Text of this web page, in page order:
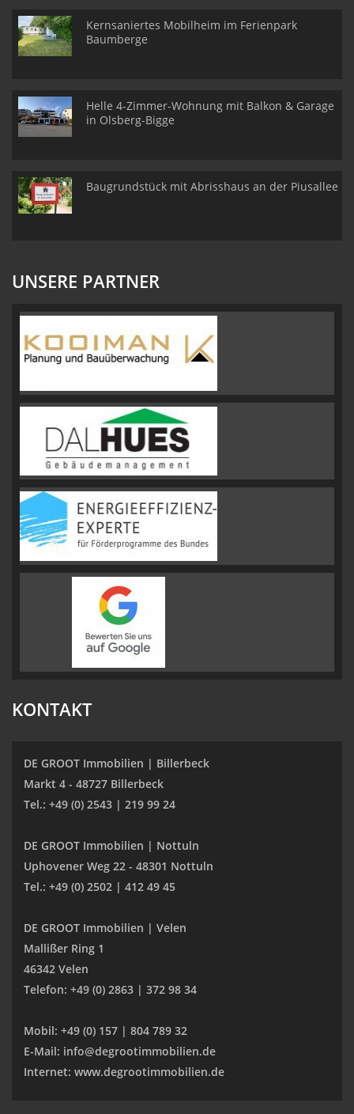
Kernsaniertes Mobilheim im Ferienpark
Baumberge
Helle 4-Zimmer-Wohnung mit Balkon & Garage
in Olsberg-Bigge
Baugrundstück mit Abrisshaus an der Piusallee
UNSERE PARTNER
KONTAKT
DE GROOT Immobilien | Billerbeck
Markt 4 - 48727 Billerbeck
Tel.: +49 (0) 2543 | 219 99 24
DE GROOT Immobilien | Nottuln
Uphovener Weg 22 - 48301 Nottuln
Tel.: +49 (0) 2502 | 412 49 45
DE GROOT Immobilien | Velen
Mallißer Ring 1
46342 Velen
Telefon: +49 (0) 2863 | 372 98 34
Mobil: +49 (0) 157 | 804 789 32
E-Mail: info@degrootimmobilien.de
Internet: www.degrootimmobilien.de